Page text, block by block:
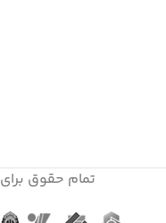
تمام حقوق برای